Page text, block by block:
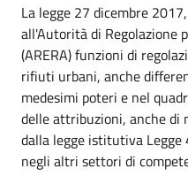
La legge 27 dicembre
all'Autorità di Regolazione
(ARERA) funzioni di
rifiuti urbani, anche
medesimi poteri e nel
delle attribuzioni, anche
dalla legge istitutiva
negli altri settori di